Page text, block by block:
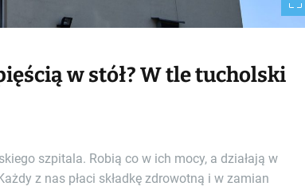
w stół? W tle tucholski
szpitala. Robią co w ich mocy, a działają w
z nas płaci składkę zdrowotną i w zamian